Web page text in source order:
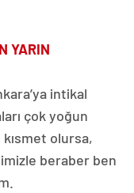
YARIN
intikal
çok yoğun
olursa,
beraber ben